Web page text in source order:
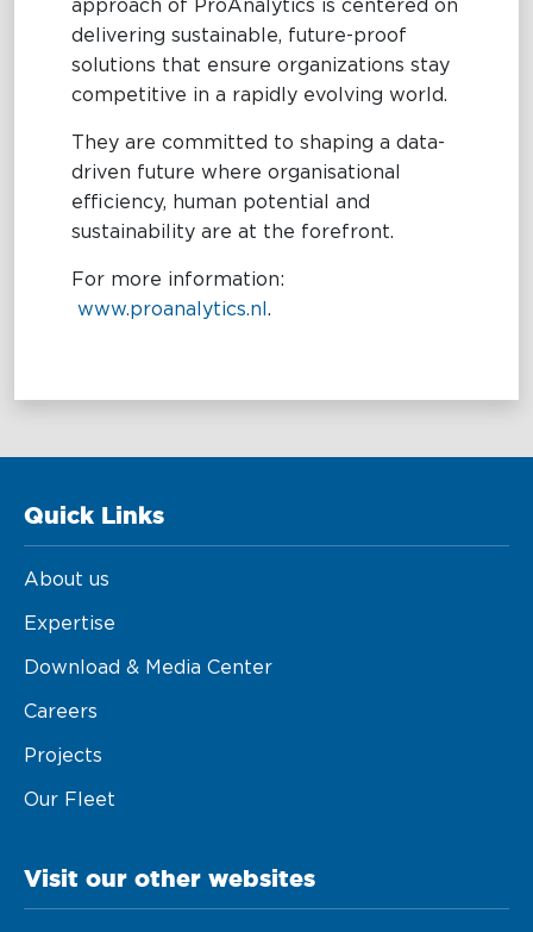
approach of ProAnalytics is centered on
delivering sustainable, future-proof
solutions that ensure organizations stay
competitive in a rapidly evolving world.
They are committed to shaping a data-
driven future where organisational
efficiency, human potential and
sustainability are at the forefront.
For more information:
www.proanalytics.nl .
Quick Links
About us
Expertise
Download & Media Center
Careers
Projects
Our Fleet
Visit our other websites